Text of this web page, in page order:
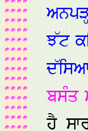
ਝੱਟ
ਬਸੰਤ
ਹੈ